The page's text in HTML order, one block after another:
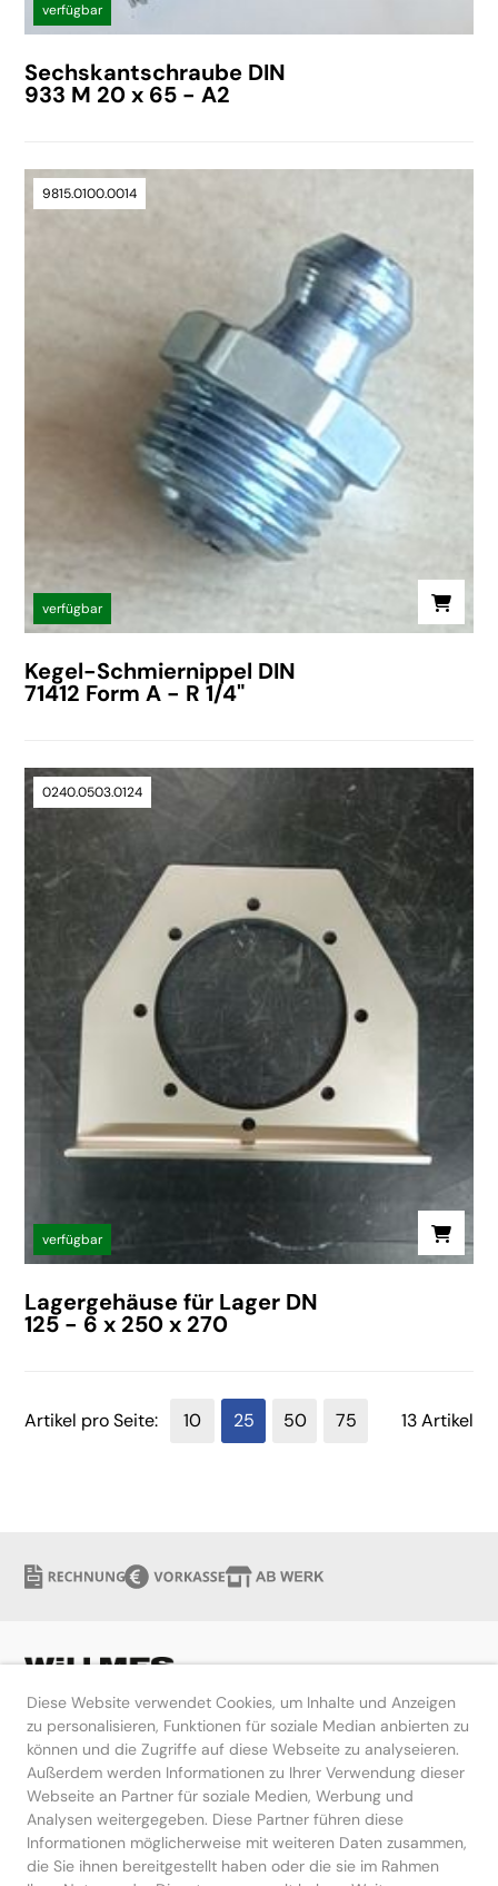
Diese Website verwendet Cookies, um Inhalte und Anzeigen
zu personalisieren, Funktionen für soziale Median anbierten zu
können und die Zugriffe auf diese Webseite zu analyseieren.
Außerdem werden Informationen zu Ihrer Verwendung dieser
Webseite an Partner für soziale Medien, Werbung und
Analysen weitergegeben. Diese Partner führen diese
Informationen möglicherweise mit weiteren Daten zusammen,
die Sie ihnen bereitgestellt haben oder die sie im Rahmen
verfügbar
Sechskantschraube DIN
933 M 20 x 65 - A2
9815.0100.0014
verfügbar
Kegel-Schmiernippel DIN
71412 Form A - R 1/4"
0240.0503.0124
verfügbar
Lagergehäuse für Lager DN
125 - 6 x 250 x 270
13 Artikel
Artikel pro Seite: 10 25 50 75
Hilfe
Kontakt